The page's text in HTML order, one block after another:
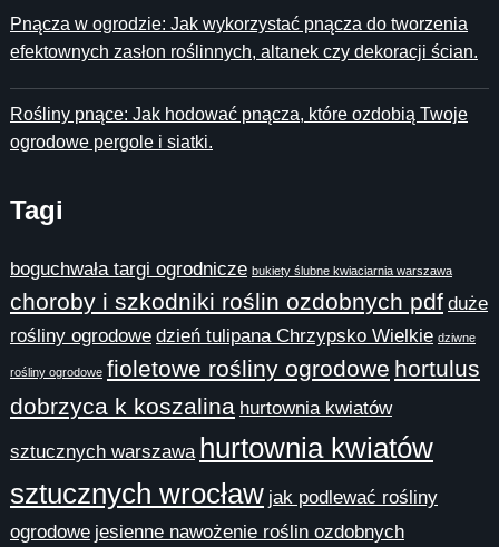
Pnącza w ogrodzie: Jak wykorzystać pnącza do tworzenia
efektownych zasłon roślinnych, altanek czy dekoracji ścian.
Rośliny pnące: Jak hodować pnącza, które ozdobią Twoje
ogrodowe pergole i siatki.
Tagi
boguchwała targi ogrodnicze bukiety ślubne kwiaciarnia warszawa
choroby i szkodniki roślin ozdobnych pdf duże
rośliny ogrodowe dzień tulipana Chrzypsko Wielkie dziwne
rośliny ogrodowe fioletowe rośliny ogrodowe hortulus
dobrzyca k koszalina hurtownia kwiatów
sztucznych warszawa hurtownia kwiatów
sztucznych wrocław jak podlewać rośliny
ogrodowe jesienne nawożenie roślin ozdobnych